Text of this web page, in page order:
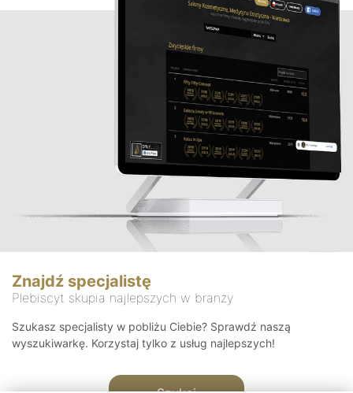
Znajdź specjalistę
Plebiscyt skupia najlepszych w branży
Szukasz specjalisty w pobliżu Ciebie? Sprawdź naszą
wyszukiwarkę. Korzystaj tylko z usług najlepszych!